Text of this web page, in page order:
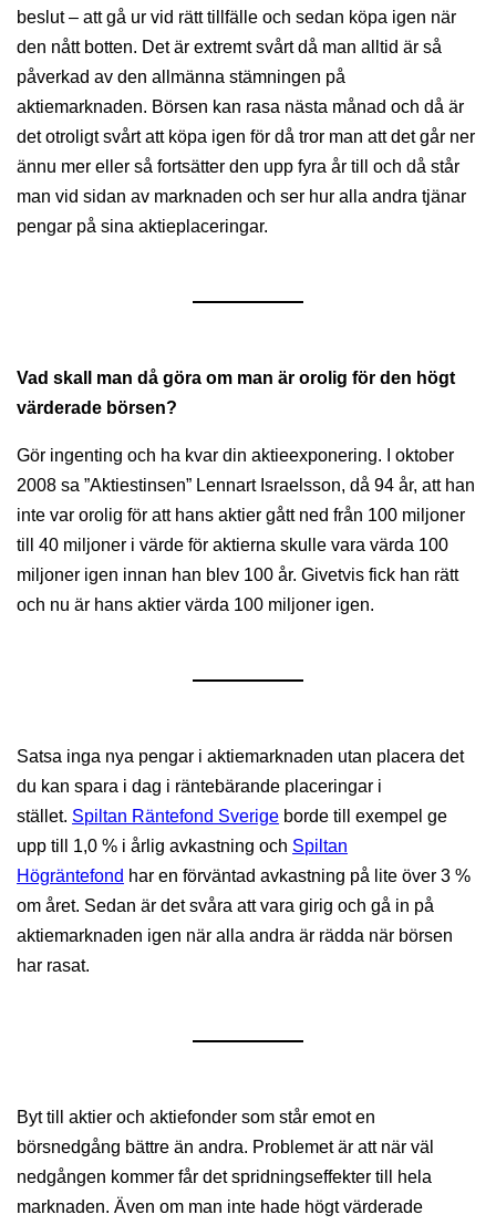
beslut – att gå ur vid rätt tillfälle och sedan köpa igen när
den nått botten. Det är extremt svårt då man alltid är så
påverkad av den allmänna stämningen på
aktiemarknaden. Börsen kan rasa nästa månad och då är
det otroligt svårt att köpa igen för då tror man att det går ner
ännu mer eller så fortsätter den upp fyra år till och då står
man vid sidan av marknaden och ser hur alla andra tjänar
pengar på sina aktieplaceringar.
Vad skall man då göra om man är orolig för den högt
värderade börsen?
Gör ingenting och ha kvar din aktieexponering. I oktober
2008 sa ”Aktiestinsen” Lennart Israelsson, då 94 år, att han
inte var orolig för att hans aktier gått ned från 100 miljoner
till 40 miljoner i värde för aktierna skulle vara värda 100
miljoner igen innan han blev 100 år. Givetvis fick han rätt
och nu är hans aktier värda 100 miljoner igen.
Satsa inga nya pengar i aktiemarknaden utan placera det
du kan spara i dag i räntebärande placeringar i
stället. Spiltan Räntefond Sverige borde till exempel ge
upp till 1,0 % i årlig avkastning och Spiltan
Högräntefond har en förväntad avkastning på lite över 3 %
om året. Sedan är det svåra att vara girig och gå in på
aktiemarknaden igen när alla andra är rädda när börsen
har rasat.
Byt till aktier och aktiefonder som står emot en
börsnedgång bättre än andra. Problemet är att när väl
nedgången kommer får det spridningseffekter till hela
marknaden. Även om man inte hade högt värderade